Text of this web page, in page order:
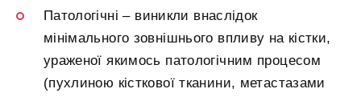
Патологічні – виникли внаслідок
мінімального зовнішнього впливу на кістки,
ураженої якимось патологічним процесом
(пухлиною кісткової тканини, метастазами